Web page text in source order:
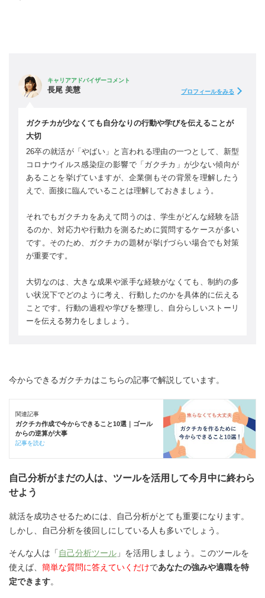
キャリアアドバイザーコメント
長尾 美慧 プロフィールをみる
ガクチカが少なくても自分なりの行動や学びを伝えることが
大切
26卒の就活が「やばい」と言われる理由の一つとして、新型
コロナウイルス感染症の影響で「ガクチカ」が少ない傾向が
あることを挙げていますが、企業側もその背景を理解したう
えで、面接に臨んでいることは理解しておきましょう。
それでもガクチカをあえて問うのは、学生がどんな経験を語
るのか、対応力や行動力を測るために質問するケースが多い
です。そのため、ガクチカの題材が挙げづらい場合でも対策
が重要です。
大切なのは、大きな成果や派手な経験がなくても、制約の多
い状況下でどのように考え、行動したのかを具体的に伝える
ことです。行動の過程や学びを整理し、自分らしいストーリ
ーを伝える努力をしましょう。
今からできるガクチカはこちらの記事で解説しています。
関連記事
ガクチカ作成で今からできること10選｜ゴール
からの逆算が大事
記事を読む
自己分析がまだの人は、ツールを活用して今月中に終わら
せよう
就活を成功させるためには、自己分析がとても重要になります。
しかし、自己分析を後回しにしている人も多いでしょう。
そんな人は「自己分析ツール 」を活用しましょう。このツールを
使えば、 簡単な質問に答えていくだけであなたの強みや適職を特
定できます。